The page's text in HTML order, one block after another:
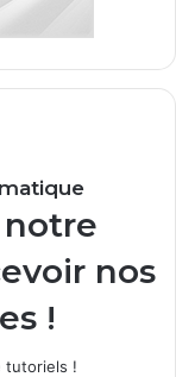
notre
nos
!
tutoriels !